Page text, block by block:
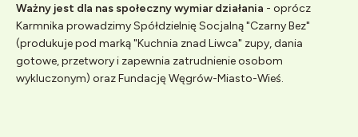
Ważny jest dla nas społeczny wymiar działania - oprócz
Karmnika prowadzimy Spółdzielnię Socjalną "Czarny Bez"
(produkuje pod marką "Kuchnia znad Liwca" zupy, dania
gotowe, przetwory i zapewnia zatrudnienie osobom
wykluczonym) oraz Fundację Węgrów-Miasto-Wieś.